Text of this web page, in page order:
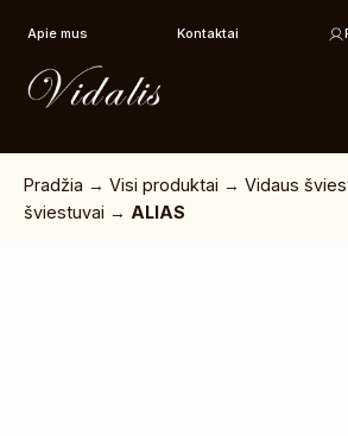
Apie mus Kontaktai
Pradžia →Visi produktai →Vidaus
šviestuvai → ALIAS